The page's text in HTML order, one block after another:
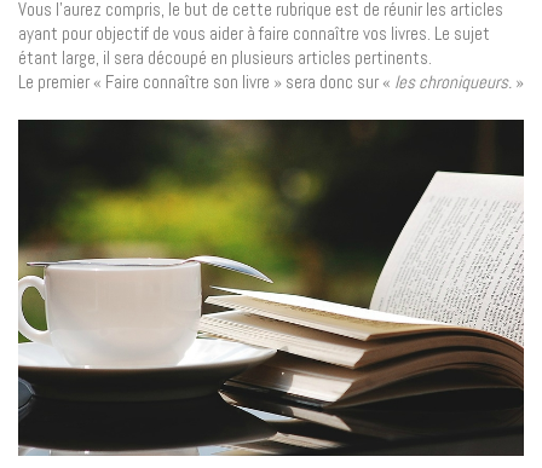
Vous l’aurez compris, le but de cette rubrique est de réunir les articles
ayant pour objectif de vous aider à faire connaître vos livres. Le sujet
étant large, il sera découpé en plusieurs articles pertinents.
Le premier « Faire connaître son livre » sera donc sur « les chroniqueurs. »